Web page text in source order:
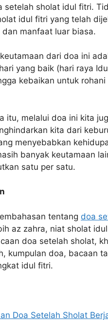
setelah sholat idul fitri.
idul fitri yang telah
dan manfaat luar biasa.
dari doa ini
yang baik (hari raya
kebaikan untuk
itu, melalui doa ini kita
kita dari
menyebabkan
banyak keutamaan
satu per satu.
tentang doa
az zahra, niat sholat
doa setelah sholat,
kumpulan doa, bacaan
idul fitri.
Doa Setelah Sholat